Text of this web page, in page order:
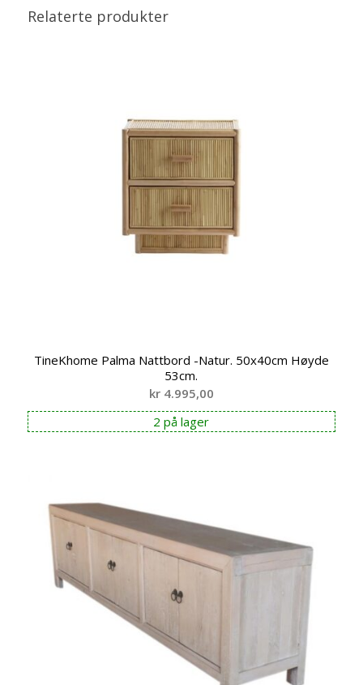
Relaterte produkter
TineKhome Palma Nattbord -Natur. 50x40cm Høyde
53cm.
kr4.995,00
2 på lager